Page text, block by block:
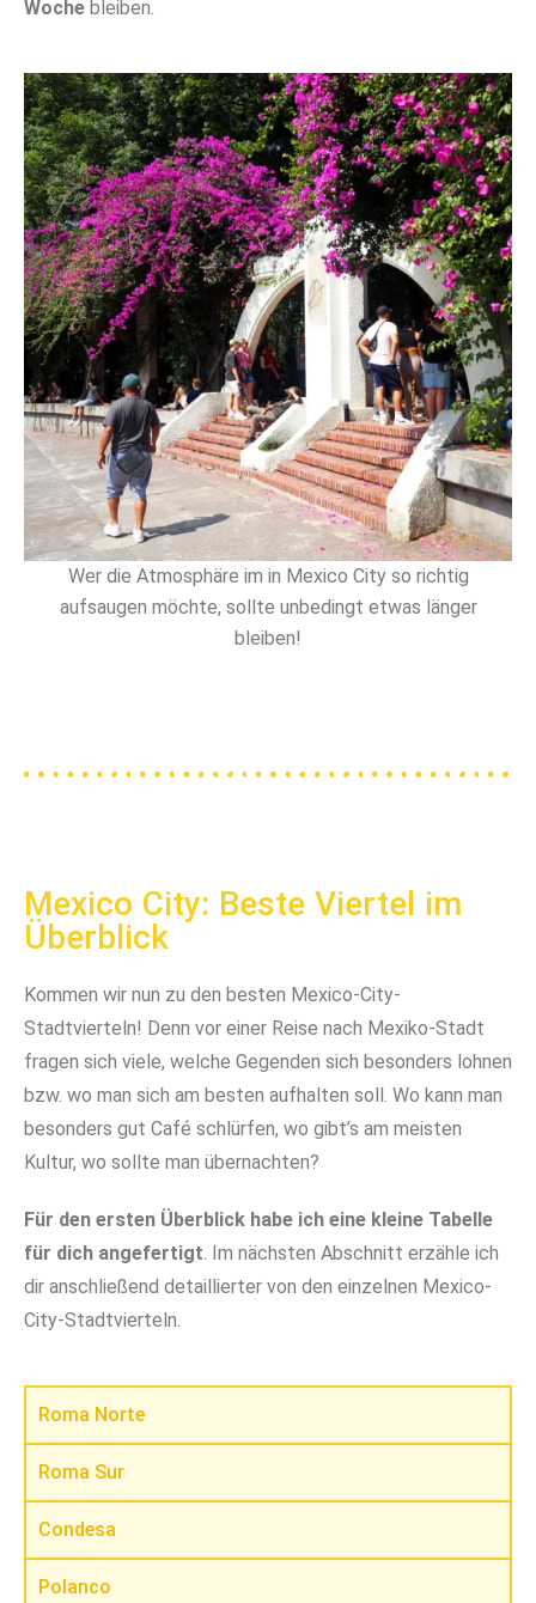
Woche bleiben.
Wer die Atmosphäre im in Mexico City so richtig
aufsaugen möchte, sollte unbedingt etwas länger
bleiben!
Mexico City: Beste Viertel im
Überblick
Kommen wir nun zu den besten Mexico-City-
Stadtvierteln! Denn vor einer Reise nach Mexiko-Stadt
fragen sich viele, welche Gegenden sich besonders lohnen
bzw. wo man sich am besten aufhalten soll. Wo kann man
besonders gut Café schlürfen, wo gibt’s am meisten
Kultur, wo sollte man übernachten?
Für den ersten Überblick habe ich eine kleine Tabelle
für dich angefertigt. Im nächsten Abschnitt erzähle ich
dir anschließend detaillierter von den einzelnen Mexico-
City-Stadtvierteln.
Roma Norte
Roma Sur
Condesa
Polanco